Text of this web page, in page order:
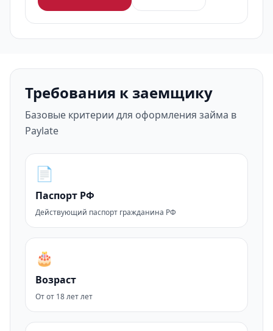
Требования к заемщику
Базовые критерии для оформления займа в
Paylate
📄
Паспорт РФ
Действующий паспорт гражданина РФ
🎂
Возраст
От от 18 лет лет